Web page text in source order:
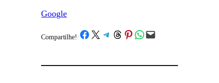
Google
Compartilhe! /Share on Facebook
Share on X Share on Telegram
Share on Threads
Share on Pinterest
Share on WhatsApp
Email this Page